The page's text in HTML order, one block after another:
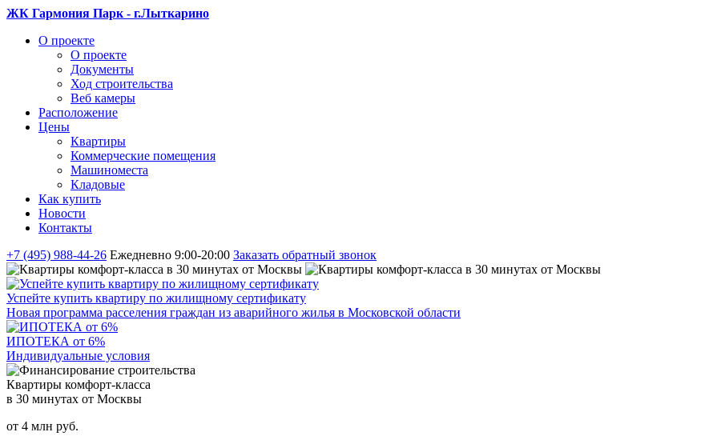
ЖК Гармония Парк - г.Лыткарино
О проекте
О проекте
Документы
Ход строительства
Веб камеры
Расположение
Цены
Квартиры
Коммерческие помещения
Машиноместа
Кладовые
Как купить
Новости
Контакты
+7 (495) 988-44-26 Ежедневно 9:00-20:00 Заказать обратный звонок
Успейте купить квартиру по жилищному сертификату
Новая программа расселения граждан из аварийного жилья в Московской области
ИПОТЕКА от 6%
Индивидуальные условия
Квартиры комфорт-класса
в 30 минутах от Москвы
от 4 млн руб.